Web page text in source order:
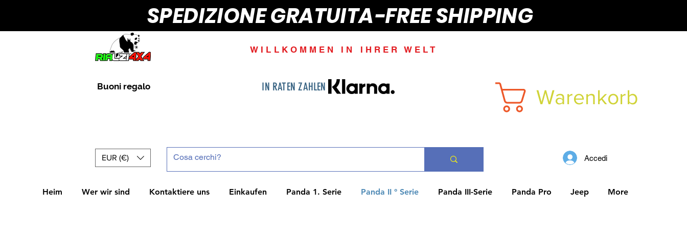
SPEDIZIONE GRATUITA-FREE SHIPPING
Buoni regalo
WILLKOMMEN IN IHRER WELT
IN RATEN ZAHLEN Warenkorb
EUR (€) Accedi
Heim Wer wir sind Kontaktiere uns Einkaufen Panda 1. Serie Panda II ° Serie Panda III-Serie Panda Pro Jeep More